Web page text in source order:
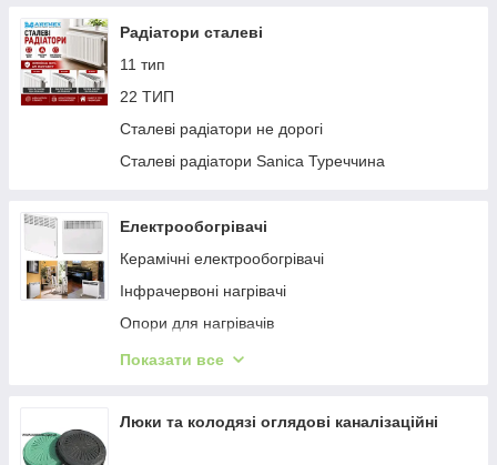
Радіатори сталеві
11 тип
22 ТИП
Сталеві радіатори не дорогі
Сталеві радіатори Sanica Туреччина
Електрообогрівачі
Керамічні електрообогрівачі
Інфрачервоні нагрівачі
Опори для нагрівачів
Електроконвектори "Термія" (настінні)
Електроконвектори та обігрівачі
Показати все
Люки та колодязі оглядові каналізаційні